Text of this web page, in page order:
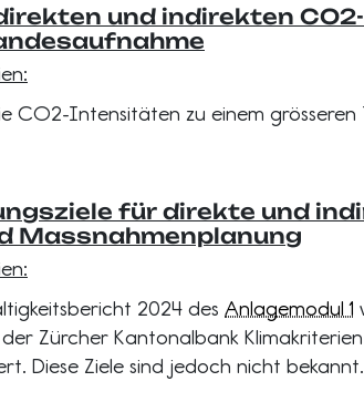
und indirekten
CO2-Intensitäten zu einem grösseren
für direkte und
Massnahmenplanung
2024 des Anlagemodul 1
Zürcher Kantonalbank
Diese Ziele sind jedoch nicht bekannt.